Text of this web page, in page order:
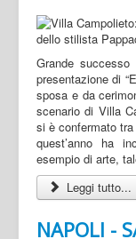
Grande
presentazione di
sposa e da
scenario di Villa
si è confermato
quest’anno ha
esempio di arte,
Leggi tutto...
NAPOLI -